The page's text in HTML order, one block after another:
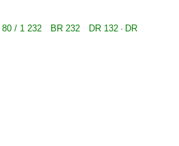
80 / 1 232 BR 232 DR 132 · DR